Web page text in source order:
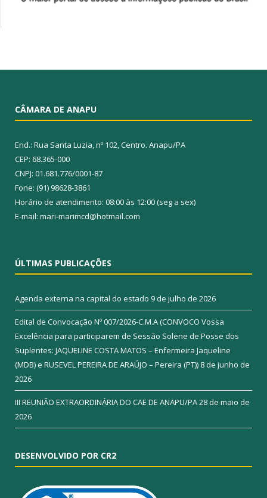
CÂMARA DE ANAPU
End.: Rua Santa Luzia, nº 102, Centro. Anapu/PA
CEP: 68.365-000
CNPJ: 01.681.776/0001-87
Fone: (91) 98628-3861
Horário de atendimento: 08:00 às 12:00 (seg a sex)
E-mail: mari-marimcd@hotmail.com
ÚLTIMAS PUBLICAÇÕES
Agenda externa na capital do estado 9 de julho de 2026
Edital de Convocação Nº 007/2026-C.M.A (CONVOCO Vossa
Excelência para participarem de Sessão Solene de Posse dos
Suplentes: JAQUELINE COSTA MATOS – Enfermeira Jaqueline
(MDB) e RUSEVEL PEREIRA DE ARAÚJO – Pereira (PT)) 8 de junho de
2026
III REUNIÃO EXTRAORDINÁRIA DO CAE DE ANAPU/PA28 de maio de
2026
DESENVOLVIDO POR CR2